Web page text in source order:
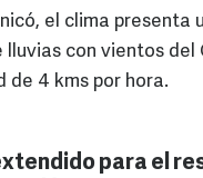
el clima presenta
lluvias con vientos del
de 4 kms por hora.
para el